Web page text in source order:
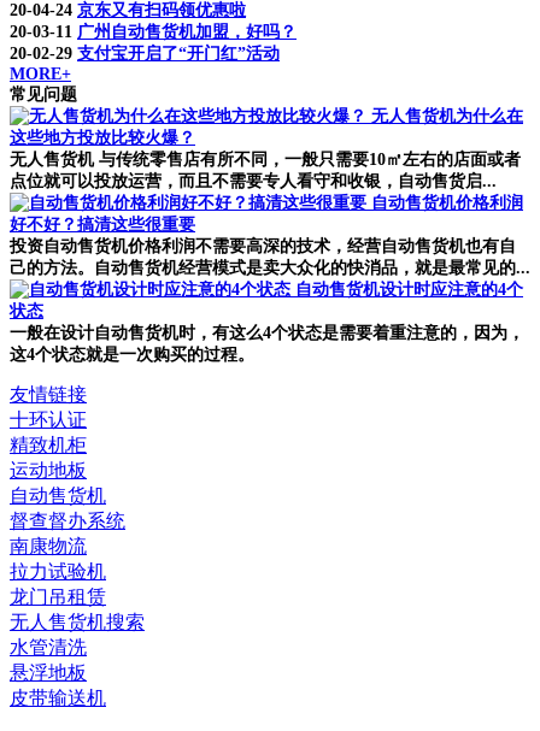
20-04-24 京东又有扫码领优惠啦
20-03-11 广州自动售货机加盟，好吗？
20-02-29 支付宝开启了“开门红”活动
MORE+
常见问题
无人售货机为什么在
这些地方投放比较火爆？
无人售货机 与传统零售店有所不同，一般只需要10㎡左右的店面或者
点位就可以投放运营，而且不需要专人看守和收银，自动售货启...
自动售货机价格利润
好不好？搞清这些很重要
投资自动售货机价格利润不需要高深的技术，经营自动售货机也有自
己的方法。自动售货机经营模式是卖大众化的快消品，就是最常见的...
自动售货机设计时应注意的4个
状态
一般在设计自动售货机时，有这么4个状态是需要着重注意的，因为，
这4个状态就是一次购买的过程。
友情链接
十环认证
精致机柜
运动地板
自动售货机
督查督办系统
南康物流
拉力试验机
龙门吊租赁
无人售货机搜索
水管清洗
悬浮地板
皮带输送机